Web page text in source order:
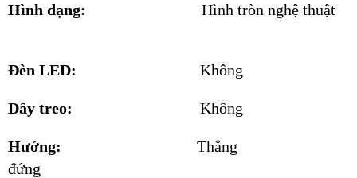
Hình dạng: Hình tròn nghệ thuật
Đèn LED: Không
Dây treo: Không
Hướng: Thẳng
đứng